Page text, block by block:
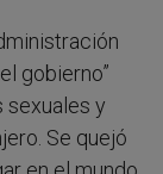
gobierno”
sexuales y
Se quejó